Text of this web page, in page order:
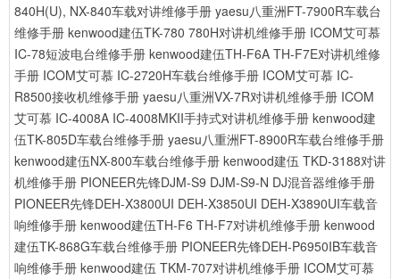
840H(U), NX-840车载对讲维修手册 yaesu八重洲FT-7900R车载台
维修手册 kenwood建伍TK-780 780H对讲机维修手册 ICOM艾可慕
IC-78短波电台维修手册 kenwood建伍TH-F6A TH-F7E对讲机维修
手册 ICOM艾可慕 IC-2720H车载台维修手册 ICOM艾可慕 IC-
R8500接收机维修手册 yaesu八重洲VX-7R对讲机维修手册 ICOM
艾可慕 IC-4008A IC-4008MKII手持式对讲机维修手册 kenwood建
伍TK-805D车载台维修手册 yaesu八重洲FT-8900R车载台维修手册
kenwood建伍NX-800车载台维修手册 kenwood建伍 TKD-3188对讲
机维修手册 PIONEER先锋DJM-S9 DJM-S9-N DJ混音器维修手册
PIONEER先锋DEH-X3800UI DEH-X3850UI DEH-X3890UI车载音
响维修手册 kenwood建伍TH-F6 TH-F7对讲机维修手册 kenwood
建伍TK-868G车载台维修手册 PIONEER先锋DEH-P6950IB车载音
响维修手册 kenwood建伍 TKM-707对讲机维修手册 ICOM艾可慕